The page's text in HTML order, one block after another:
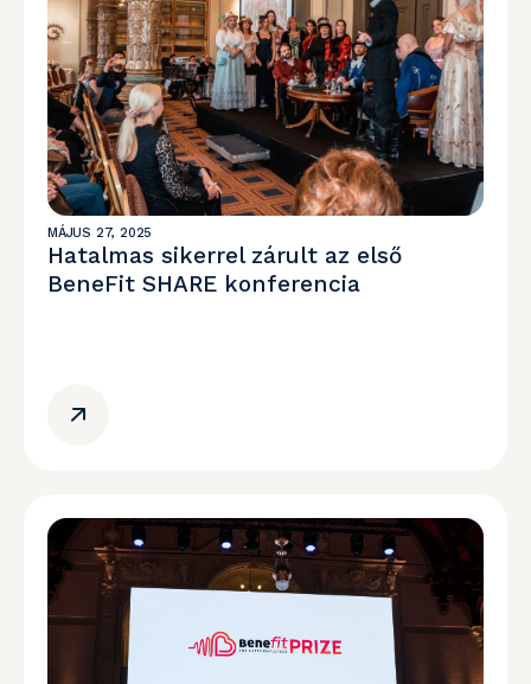
MÁJUS 27, 2025
Hatalmas sikerrel zárult az első
BeneFit SHARE konferencia